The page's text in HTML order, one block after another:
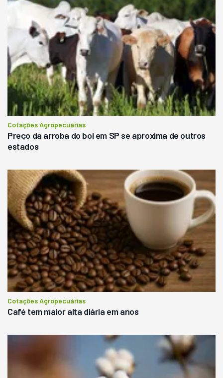
Cotações Agropecuárias
Preço da arroba do boi em SP se aproxima de outros
estados
Cotações Agropecuárias
Café tem maior alta diária em anos